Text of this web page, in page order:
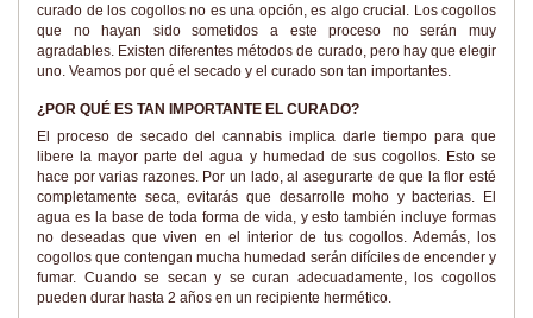
curado de los cogollos no es una opción, es algo crucial. Los cogollos
que no hayan sido sometidos a este proceso no serán muy
agradables. Existen diferentes métodos de curado, pero hay que elegir
uno. Veamos por qué el secado y el curado son tan importantes.
¿POR QUÉ ES TAN IMPORTANTE EL CURADO?
El proceso de secado del cannabis implica darle tiempo para que
libere la mayor parte del agua y humedad de sus cogollos. Esto se
hace por varias razones. Por un lado, al asegurarte de que la flor esté
completamente seca, evitarás que desarrolle moho y bacterias. El
agua es la base de toda forma de vida, y esto también incluye formas
no deseadas que viven en el interior de tus cogollos. Además, los
cogollos que contengan mucha humedad serán difíciles de encender y
fumar. Cuando se secan y se curan adecuadamente, los cogollos
pueden durar hasta 2 años en un recipiente hermético.